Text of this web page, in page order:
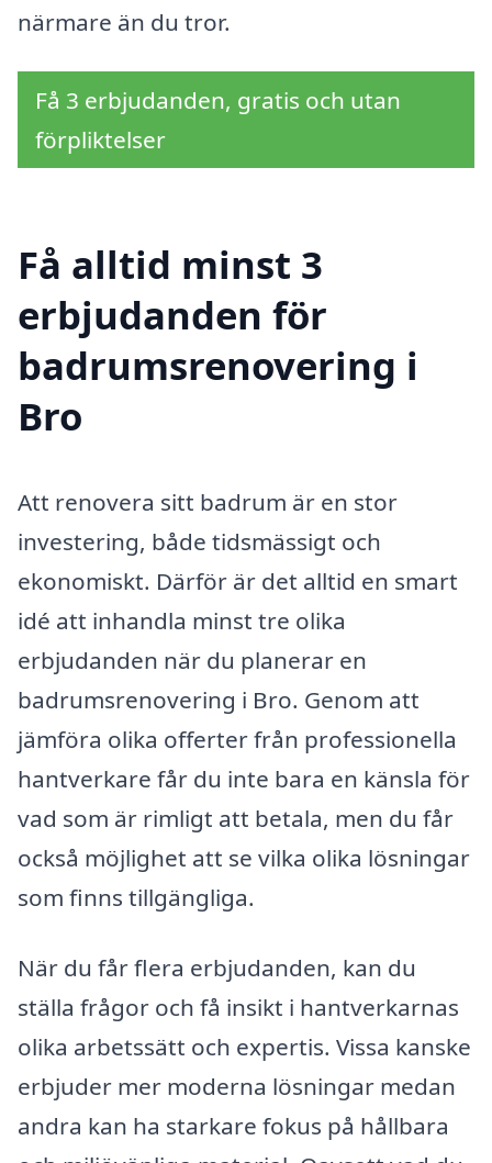
närmare än du tror.
Få 3 erbjudanden, gratis och utan
förpliktelser
Få alltid minst 3
erbjudanden för
badrumsrenovering i
Bro
Att renovera sitt badrum är en stor
investering, både tidsmässigt och
ekonomiskt. Därför är det alltid en smart
idé att inhandla minst tre olika
erbjudanden när du planerar en
badrumsrenovering i Bro. Genom att
jämföra olika offerter från professionella
hantverkare får du inte bara en känsla för
vad som är rimligt att betala, men du får
också möjlighet att se vilka olika lösningar
som finns tillgängliga.
När du får flera erbjudanden, kan du
ställa frågor och få insikt i hantverkarnas
olika arbetssätt och expertis. Vissa kanske
erbjuder mer moderna lösningar medan
andra kan ha starkare fokus på hållbara